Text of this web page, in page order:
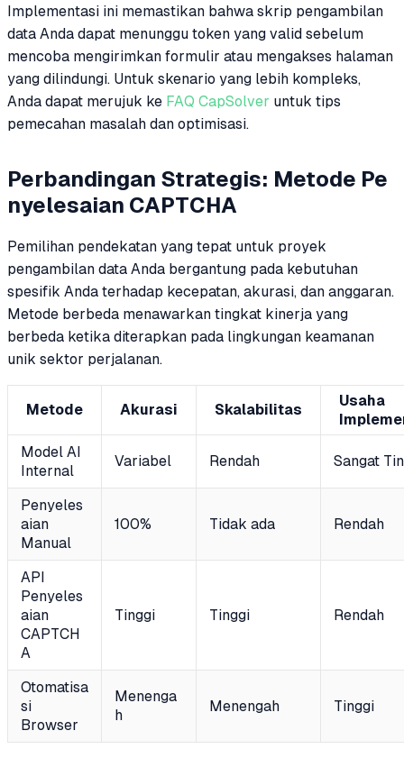
Implementasi ini memastikan bahwa skrip pengambilan
data Anda dapat menunggu token yang valid sebelum
mencoba mengirimkan formulir atau mengakses halaman
yang dilindungi. Untuk skenario yang lebih kompleks,
Anda dapat merujuk ke FAQ CapSolver untuk tips
pemecahan masalah dan optimisasi.
Perbandingan Strategis: Metode Pe
nyelesaian CAPTCHA
Pemilihan pendekatan yang tepat untuk proyek
pengambilan data Anda bergantung pada kebutuhan
spesifik Anda terhadap kecepatan, akurasi, dan anggaran.
Metode berbeda menawarkan tingkat kinerja yang
berbeda ketika diterapkan pada lingkungan keamanan
unik sektor perjalanan.
Metode Akurasi Skalabilitas
Usaha
Model AI
Internal
Variabel Rendah Sangat
Penyeles
aian
Manual
100% Tidak ada Rendah
API
Penyeles
aian
CAPTCH
A
Tinggi Tinggi Rendah
Otomatisa
si
Browser
Menenga
h
Menengah Tinggi